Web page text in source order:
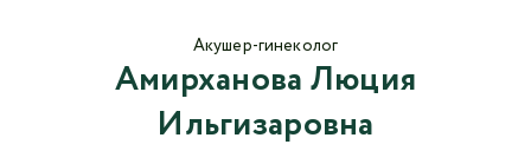
Амирханова Люция
Ильгизаровна
Акушер-гинеколог
Текст отзыва*